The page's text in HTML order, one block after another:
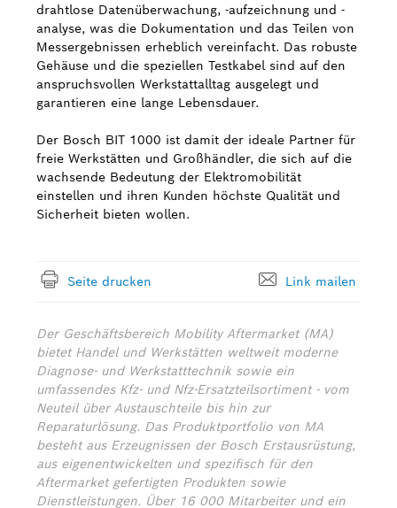
drahtlose Datenüberwachung, -aufzeichnung und -
analyse, was die Dokumentation und das Teilen von
Messergebnissen erheblich vereinfacht. Das robuste
Gehäuse und die speziellen Testkabel sind auf den
anspruchsvollen Werkstattalltag ausgelegt und
garantieren eine lange Lebensdauer.
Der Bosch BIT 1000 ist damit der ideale Partner für
freie Werkstätten und Großhändler, die sich auf die
wachsende Bedeutung der Elektromobilität
einstellen und ihren Kunden höchste Qualität und
Sicherheit bieten wollen.
Seite drucken Link mailen
Der Geschäftsbereich Mobility Aftermarket (MA)
bietet Handel und Werkstätten weltweit moderne
Diagnose- und Werkstatttechnik sowie ein
umfassendes Kfz- und Nfz-Ersatzteilsortiment - vom
Neuteil über Austauschteile bis hin zur
Reparaturlösung. Das Produktportfolio von MA
besteht aus Erzeugnissen der Bosch Erstausrüstung,
aus eigenentwickelten und spezifisch für den
Aftermarket gefertigten Produkten sowie
Dienstleistungen. Über 16 000 Mitarbeiter und ein